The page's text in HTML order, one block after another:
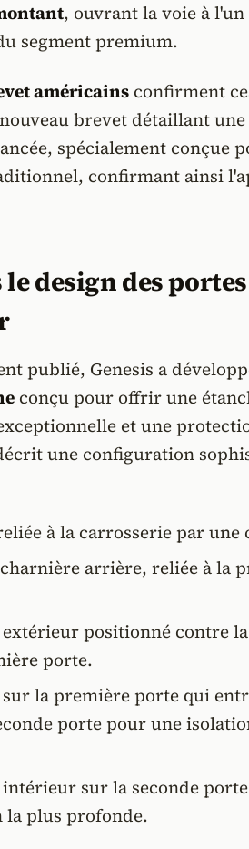
, ouvrant la voie à l'un
segment premium.
américains confirment
brevet détaillant une
spécialement conçue
confirmant ainsi
design des
publié, Genesis a
conçu pour offrir une
et une
une configuration
à la carrosserie par une
arrière, reliée à la
positionné contre
porte.
la première porte qui
porte pour une
sur la seconde
la plus profonde.